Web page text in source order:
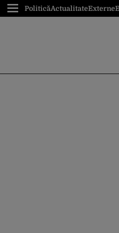
PoliticăActualitateExterne